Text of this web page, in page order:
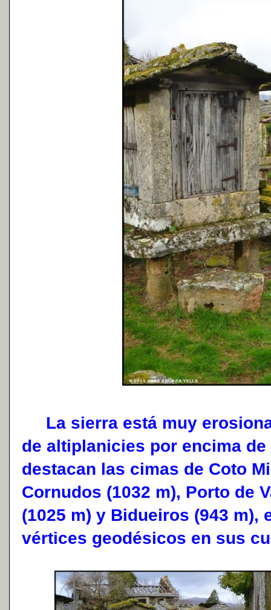
La sierra está muy
de altiplanicies por encima
destacan las cimas de Coto
Cornudos (1032 m), Porto de
(1025 m) y Bidueiros (943
vértices geodésicos en sus